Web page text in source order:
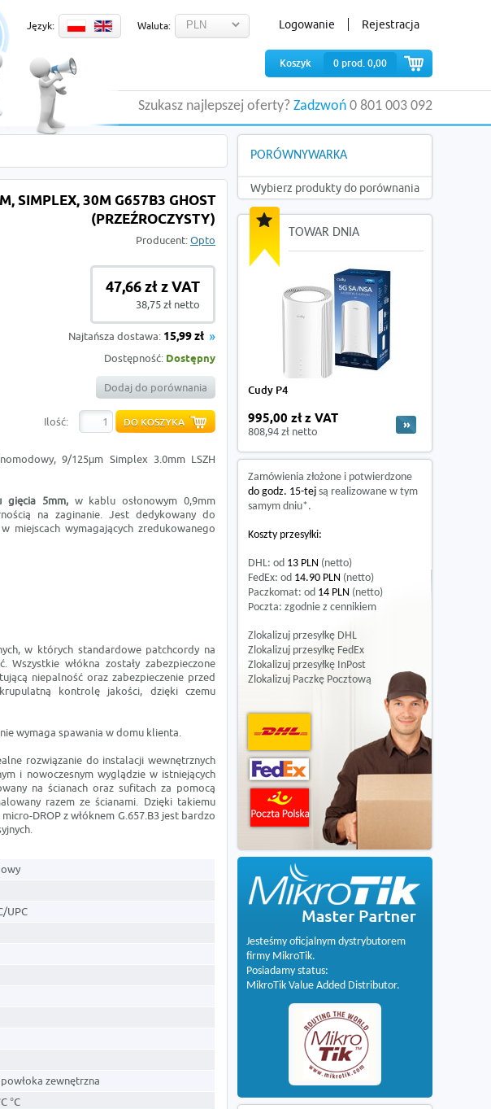
Język: Waluta: Logowanie Rejestracja
Koszyk 0 prod. 0,00
Szukasz najlepszej oferty? Zadzwoń 0 801 003 092
SIMPLEX, 30M G657B3 GHOST
(PRZEŹROCZYSTY)
Producent:Opto
47,66 zł z VAT
38,75 zł netto
Najtańsza dostawa: 15,99 zł
Dostępność: Dostępny
Dodaj do porównania
Ilość:
9/125µm Simplex 3.0mm LSZH
gięcia 5mm, w kablu osłonowym 0,9mm
na zaginanie. Jest dedykowany do
miejscach wymagających zredukowanego
w których standardowe patchcordy na
włókna zostały zabezpieczone
niepalność oraz zabezpieczenie przed
kontrolę jakości, dzięki czemu
wymaga spawania w domu klienta.
rozwiązanie do instalacji wewnętrznych
i nowoczesnym wyglądzie w istniejących
na ścianach oraz sufitach za pomocą
razem ze ścianami. Dzięki takiemu
DROP z włóknem G.657.B3 jest bardzo
UPC
zewnętrzna
°C
PORÓWNYWARKA
Wybierz produkty do porównania
TOWAR DNIA
Cudy P4
995,00 zł z VAT
808,94 zł netto
Zamówienia złożone i potwierdzone
do godz. 15-tej są realizowane w tym
samym dniu*.
Koszty przesyłki:
DHL: od 13 PLN (netto)
FedEx: od 14.90 PLN (netto)
Paczkomat: od 14 PLN (netto)
Poczta: zgodnie z cennikiem
Zlokalizuj przesyłkę DHL
Zlokalizuj przesyłkę FedEx
Zlokalizuj przesyłkę InPost
Zlokalizuj Paczkę Pocztową
Jesteśmy oficjalnym dystrybutorem
firmy MikroTik.
Posiadamy status:
MikroTik Value Added Distributor.